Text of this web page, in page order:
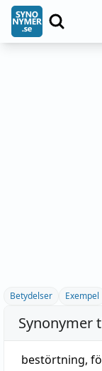
Betydelser Exempel
Synonymer
bestörtning,